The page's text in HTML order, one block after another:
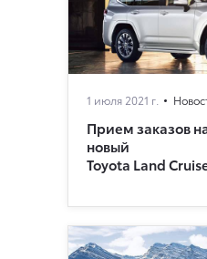
1 июля 2021 г.
Прием заказов
новый
Toyota Land